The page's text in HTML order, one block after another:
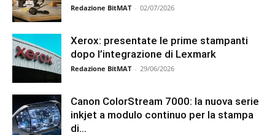
Redazione BitMAT - 02/07/2026
Xerox: presentate le prime stampanti
dopo l’integrazione di Lexmark
Redazione BitMAT - 29/06/2026
Canon ColorStream 7000: la nuova serie
inkjet a modulo continuo per la stampa
di...